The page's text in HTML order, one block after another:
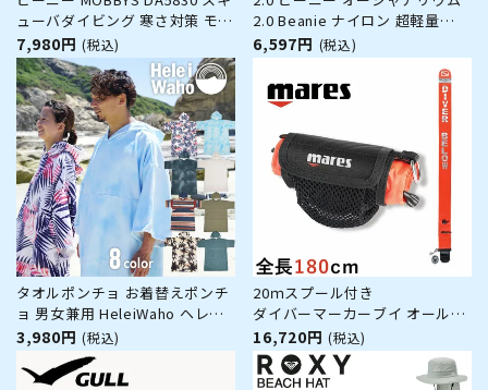
ューバダイビング 寒さ対策 モビ
ーズ MOBBYS
7,980円 (税込)
2.0 Beanie ナイロン 超軽量
Oceanarium ダイビング ネオプ
レーン あごストラップ付きXS S
M L XL フード ヘッドキャップ
ヘアバンド サーフキャップ 寒さ
6,597円 (税込)
タオルポンチョ お着替えポンチ
ョ 男女兼用 HeleiWaho ヘレイ
ワホ マイクロファイバー タオル
サーフポンチョ サウナポンチョ
バスローブ 速乾
3,980円 (税込)
20ｍスプール付き
ダイバーマーカーブイ オールイ
ンワン mares/マレス オーラル
給気可能 オーバープレッシャー
バルブ付き
16,720円 (税込)